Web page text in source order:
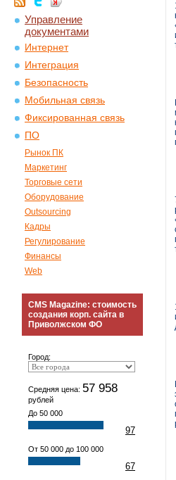
Управление
документами
Интернет
Интеграция
Безопасность
Мобильная связь
Фиксированная связь
ПО
Рынок ПК
Маркетинг
Торговые сети
Оборудование
Outsourcing
Кадры
Регулирование
Финансы
Web
CMS Magazine: стоимость
создания корп. сайта в
Приволжском ФО
Город:
Средняя цена: 57 958
рублей
До 50 000
97
От 50 000 до 100 000
67